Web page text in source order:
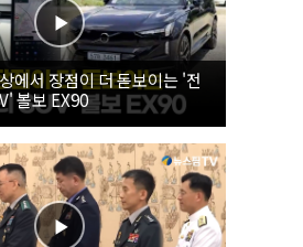
에서 장점이 더 돋보이는 '전
볼보 EX90